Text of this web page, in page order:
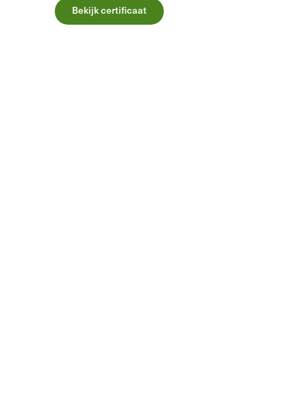
Bekijk certificaat